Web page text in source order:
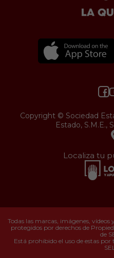
Copyright © Sociedad
Estado, S.M.E.,
Localiza tu
Todas las marcas, imágenes,
protegidos por derechos de
de
Está prohibido el uso de estas